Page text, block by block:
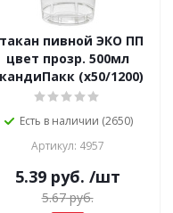
пивной ЭКО ПП
цвет прозр. 500мл
(х50/1200)
Есть в наличии (2650)
Артикул: 4957
5.39руб. /шт
5.67руб.